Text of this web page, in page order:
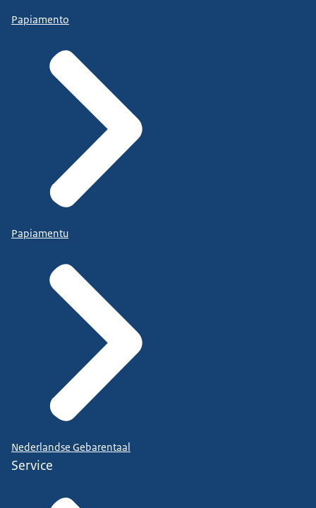
Papiamento
Papiamentu
Nederlandse Gebarentaal
Service